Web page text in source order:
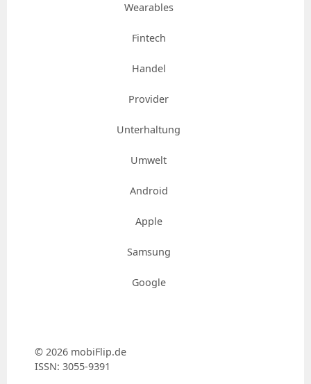
Wearables
Fintech
Handel
Provider
Unterhaltung
Umwelt
Android
Apple
Samsung
Google
© 2026 mobiFlip.de
ISSN: 3055-9391